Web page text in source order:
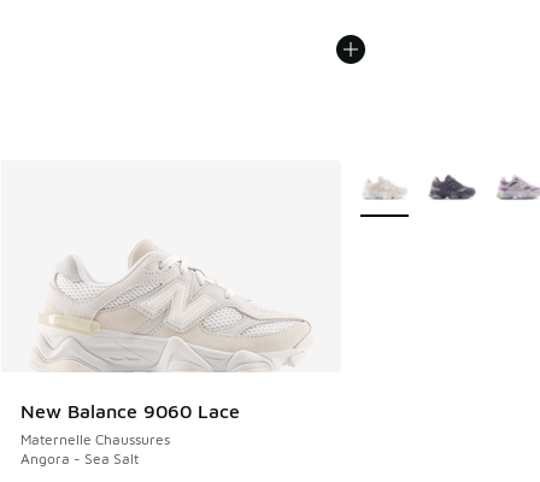
New Balance 9060 Lace
Maternelle Chaussures
Angora - Sea Salt
Plus de couleurs